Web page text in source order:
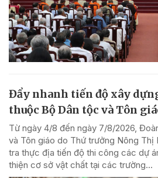
Đẩy nhanh tiến độ xây
thuộc Bộ Dân tộc và Tôn
Từ ngày 4/8 đến ngày 7/8/2026,
và Tôn giáo do Thứ trưởng Nông Thị
tra thực địa tiến độ thi công các dự
thiện cơ sở vật chất tại các trường...